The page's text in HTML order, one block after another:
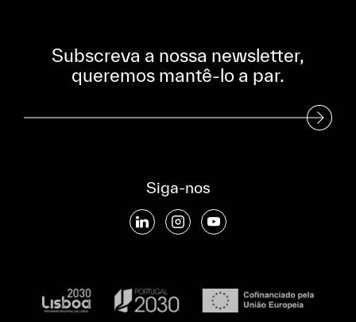
Subscreva a nossa newsletter,
queremos mantê-lo a par.
Subscreva a nossa Newsletter
Siga-nos